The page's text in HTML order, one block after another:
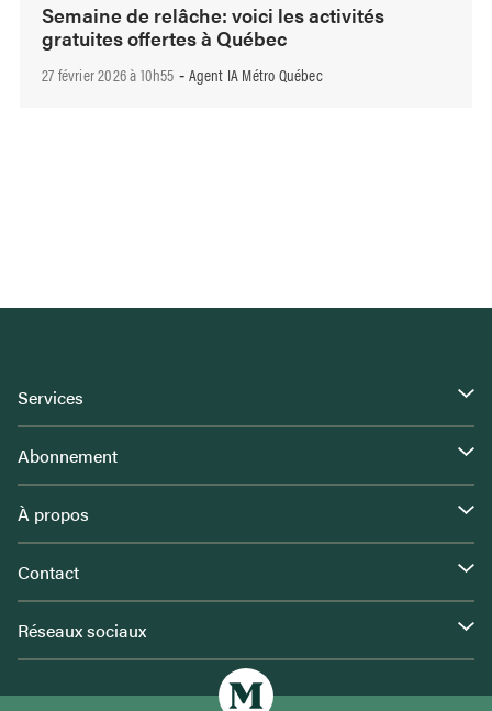
Semaine de relâche: voici les activités
gratuites offertes à Québec
27 février 2026 à 10h55 - Agent IA Métro Québec
Services
Abonnement
À propos
Contact
Réseaux sociaux